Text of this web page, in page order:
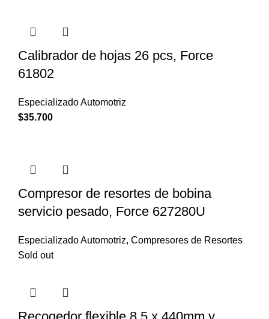
Calibrador de hojas 26 pcs, Force
61802
Especializado Automotriz
$35.700
Compresor de resortes de bobina
servicio pesado, Force 627280U
Especializado Automotriz, Compresores de Resortes
Sold out